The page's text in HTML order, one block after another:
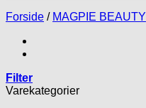
Forside / MAGPIE BEAUTY
Filter
Varekategorier